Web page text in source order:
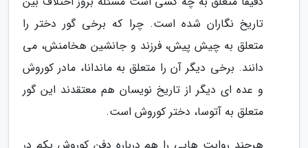
تاریخ نگاران شده است. چرا که برخی گور دختر را
متعلق به چیش پیش، فرزند و جانشین هخامنش، می
دانند. برخی دیگر آن را متعلق به ماندانا، مادر کوروش
و عده ای دیگر از تاریخ نویسان هم معتقدند این گور
متعلق به آتوسا، دختر کوروش است.